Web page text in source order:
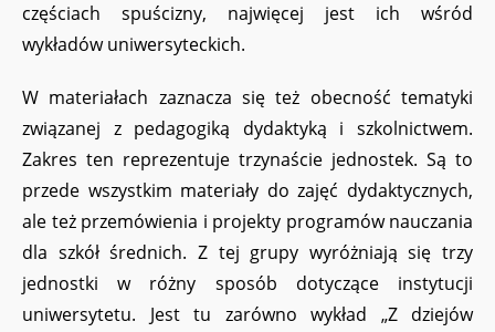
częściach spuścizny, najwięcej jest ich wśród
wykładów uniwersyteckich.
W materiałach zaznacza się też obecność tematyki
związanej z pedagogiką dydaktyką i szkolnictwem.
Zakres ten reprezentuje trzynaście jednostek. Są to
przede wszystkim materiały do zajęć dydaktycznych,
ale też przemówienia i projekty programów nauczania
dla szkół średnich. Z tej grupy wyróżniają się trzy
jednostki w różny sposób dotyczące instytucji
uniwersytetu. Jest tu zarówno wykład „Z dziejów